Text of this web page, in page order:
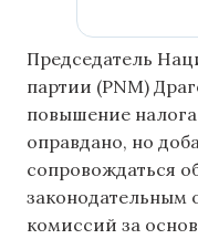
Председатель
партии (PNM)
повышение
оправдано, но
сопровождаться
законодательным
комиссий за